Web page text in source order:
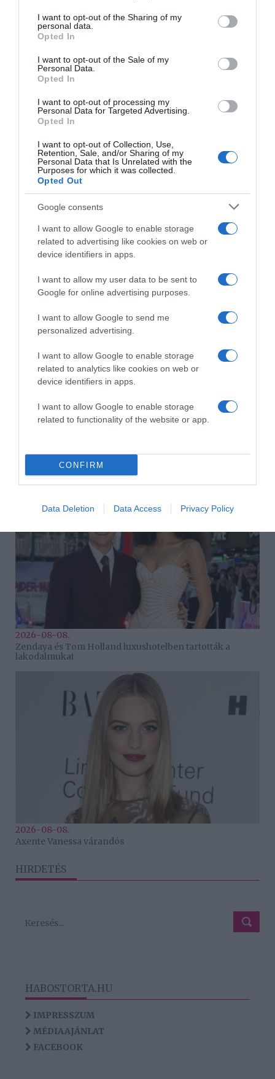
not limited to your visit or usage behaviour. You may click to
grant or deny consent to Google and its third-party tags to
use your data for below specified purposes in below Google
consent section.
I want to opt-out of the Sharing of my
personal data.
Opted In
I want to opt-out of the Sale of my
Personal Data.
Opted In
I want to opt-out of processing my
Personal Data for Targeted Advertising.
Opted In
I want to opt-out of Collection, Use,
Retention, Sale, and/or Sharing of my
Personal Data that Is Unrelated with the
Purposes for which it was collected.
Opted Out
Google consents
I want to allow Google to enable storage
related to advertising like cookies on web or
device identifiers in apps.
I want to allow my user data to be sent to
Google for online advertising purposes.
I want to allow Google to send me
personalized advertising.
I want to allow Google to enable storage
related to analytics like cookies on web or
device identifiers in apps.
I want to allow Google to enable storage
related to functionality of the website or app.
CONFIRM
Data Deletion Data Access Privacy Policy
Korábbi bejegyzések Következő bejegyzés
HASONLÓ BEJEGYZÉSEK
2026-08-08.
Takácsatka elleni védekezés kánikulában: így mentheted
meg a növényeidet
2026-08-08.
Zendaya és Tom Holland luxushotelben tartották a
lakodalmukat
2026-08-08.
Axente Vanessa várandós
HIRDETÉS
HABOSTORTA.HU
IMPRESSZUM
MÉDIAAJÁNLAT
FACEBOOK